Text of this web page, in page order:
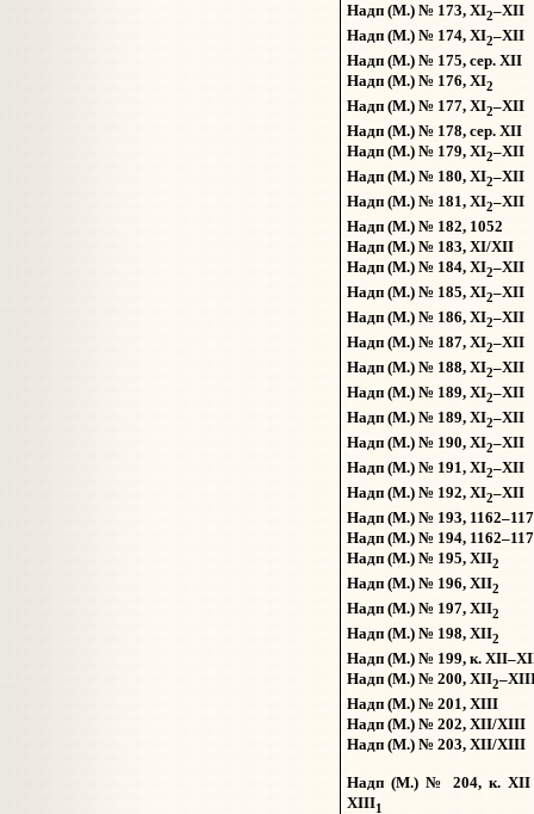
Надп (М.) № 173, XI2–XII
Надп (М.) № 174, XI2–XII
Надп (М.) № 175, сер. XII
Надп (М.) № 176, XI2
Надп (М.) № 177, XI2–XII
Надп (М.) № 178, сер. XII
Надп (М.) № 179, XI2–XII
Надп (М.) № 180, XI2–XII
Надп (М.) № 181, XI2–XII
Надп (М.) № 182, 1052
Надп (М.) № 183, XI/XII
Надп (М.) № 184, XI2–XII
Надп (М.) № 185, XI2–XII
Надп (М.) № 186, XI2–XII
Надп (М.) № 187, XI2–XII
Надп (М.) № 188, XI2–XII
Надп (М.) № 189, XI2–XII
Надп (М.) № 189, XI2–XII
Надп (М.) № 190, XI2–XII
Надп (М.) № 191, XI2–XII
Надп (М.) № 192, XI2–XII
Надп (М.) № 193,
Надп (М.) № 194,
Надп (М.) № 195, XII2
Надп (М.) № 196, XII2
Надп (М.) № 197, XII2
Надп (М.) № 198, XII2
Надп (М.) № 199, к.
Надп (М.) № 200, XII2
Надп (М.) № 201, XIII
Надп (М.) № 202, XII/XIII
Надп (М.) № 203, XII/XIII
Надп (М.) № 204, к. XII
XIII1